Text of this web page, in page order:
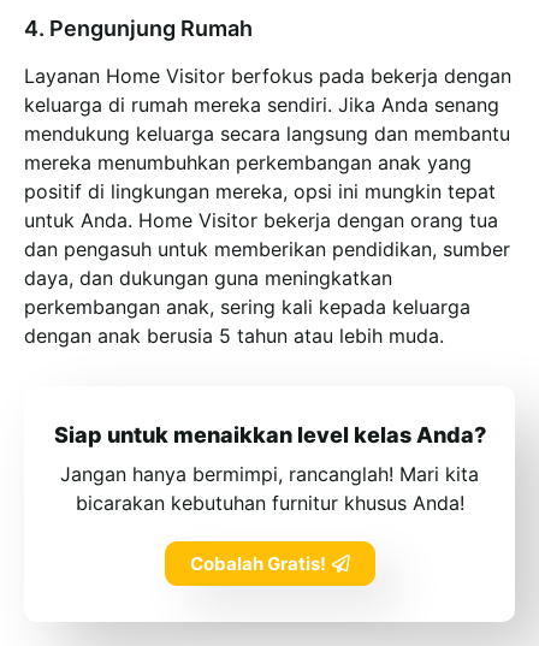
4. Pengunjung Rumah
Layanan Home Visitor berfokus pada bekerja dengan
keluarga di rumah mereka sendiri. Jika Anda senang
mendukung keluarga secara langsung dan membantu
mereka menumbuhkan perkembangan anak yang
positif di lingkungan mereka, opsi ini mungkin tepat
untuk Anda. Home Visitor bekerja dengan orang tua
dan pengasuh untuk memberikan pendidikan, sumber
daya, dan dukungan guna meningkatkan
perkembangan anak, sering kali kepada keluarga
dengan anak berusia 5 tahun atau lebih muda.
Siap untuk menaikkan level kelas Anda?
Jangan hanya bermimpi, rancanglah! Mari kita
bicarakan kebutuhan furnitur khusus Anda!
Cobalah Gratis!